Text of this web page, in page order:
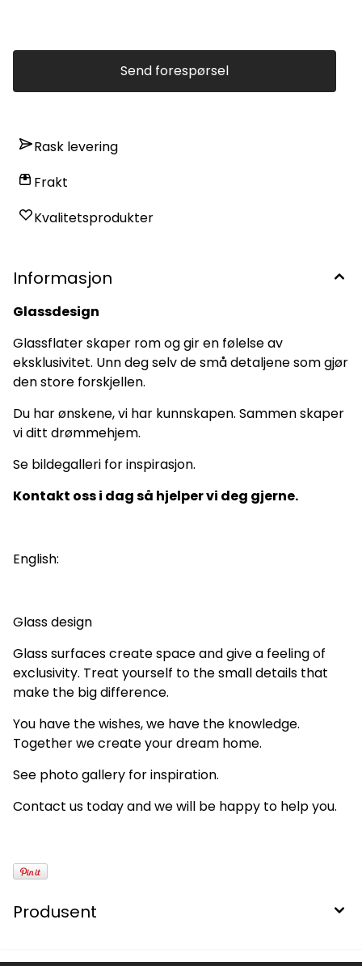
the knowledge. Together we create your dream home. See
photo gallery for inspiration. Contact us today and we willSend forespørsel
Rask levering
Frakt
Kvalitetsprodukter
Informasjon
Glassdesign
Glassflater skaper rom og gir en følelse av
eksklusivitet. Unn deg selv de små detaljene som gjør
den store forskjellen.
Du har ønskene, vi har kunnskapen. Sammen skaper
vi ditt drømmehjem.
Se bildegalleri for inspirasjon.
Kontakt oss i dag så hjelper vi deg gjerne.
English:
Glass design
Glass surfaces create space and give a feeling of
exclusivity. Treat yourself to the small details that
make the big difference.
You have the wishes, we have the knowledge.
Together we create your dream home.
See photo gallery for inspiration.
Contact us today and we will be happy to help you.
Produsent